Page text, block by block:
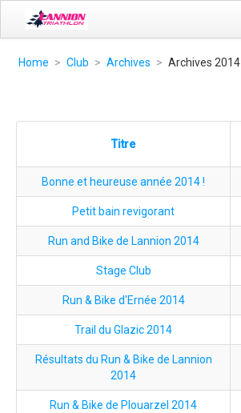
Liens
Home > Club > Archives > Archives 2014
Titre
Bonne et heureuse année 2014 !
Petit bain revigorant
Run and Bike de Lannion 2014
Stage Club
Run & Bike d'Ernée 2014
Trail du Glazic 2014
Résultats du Run & Bike de Lannion
2014
Run & Bike de Plouarzel 2014